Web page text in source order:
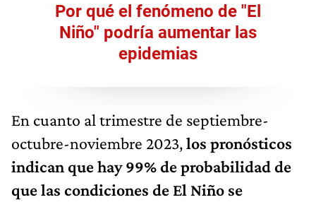
Por qué el fenómeno de "El
Niño" podría aumentar las
epidemias
En cuanto al trimestre de septiembre-
octubre-noviembre 2023,los pronósticos
indican que hay 99% de probabilidad de
que las condiciones de El Niño se